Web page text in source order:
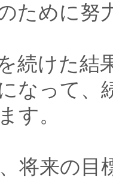
ために努
続けた結
なって、
す。
将来の目